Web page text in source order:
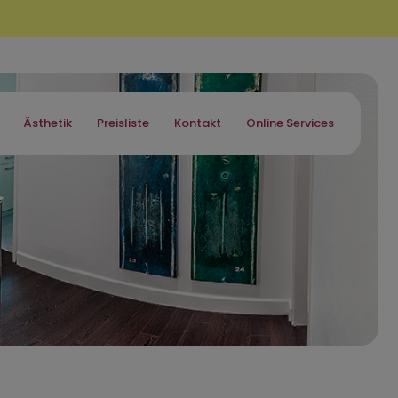
Ästhetik Preisliste Kontakt Online Services